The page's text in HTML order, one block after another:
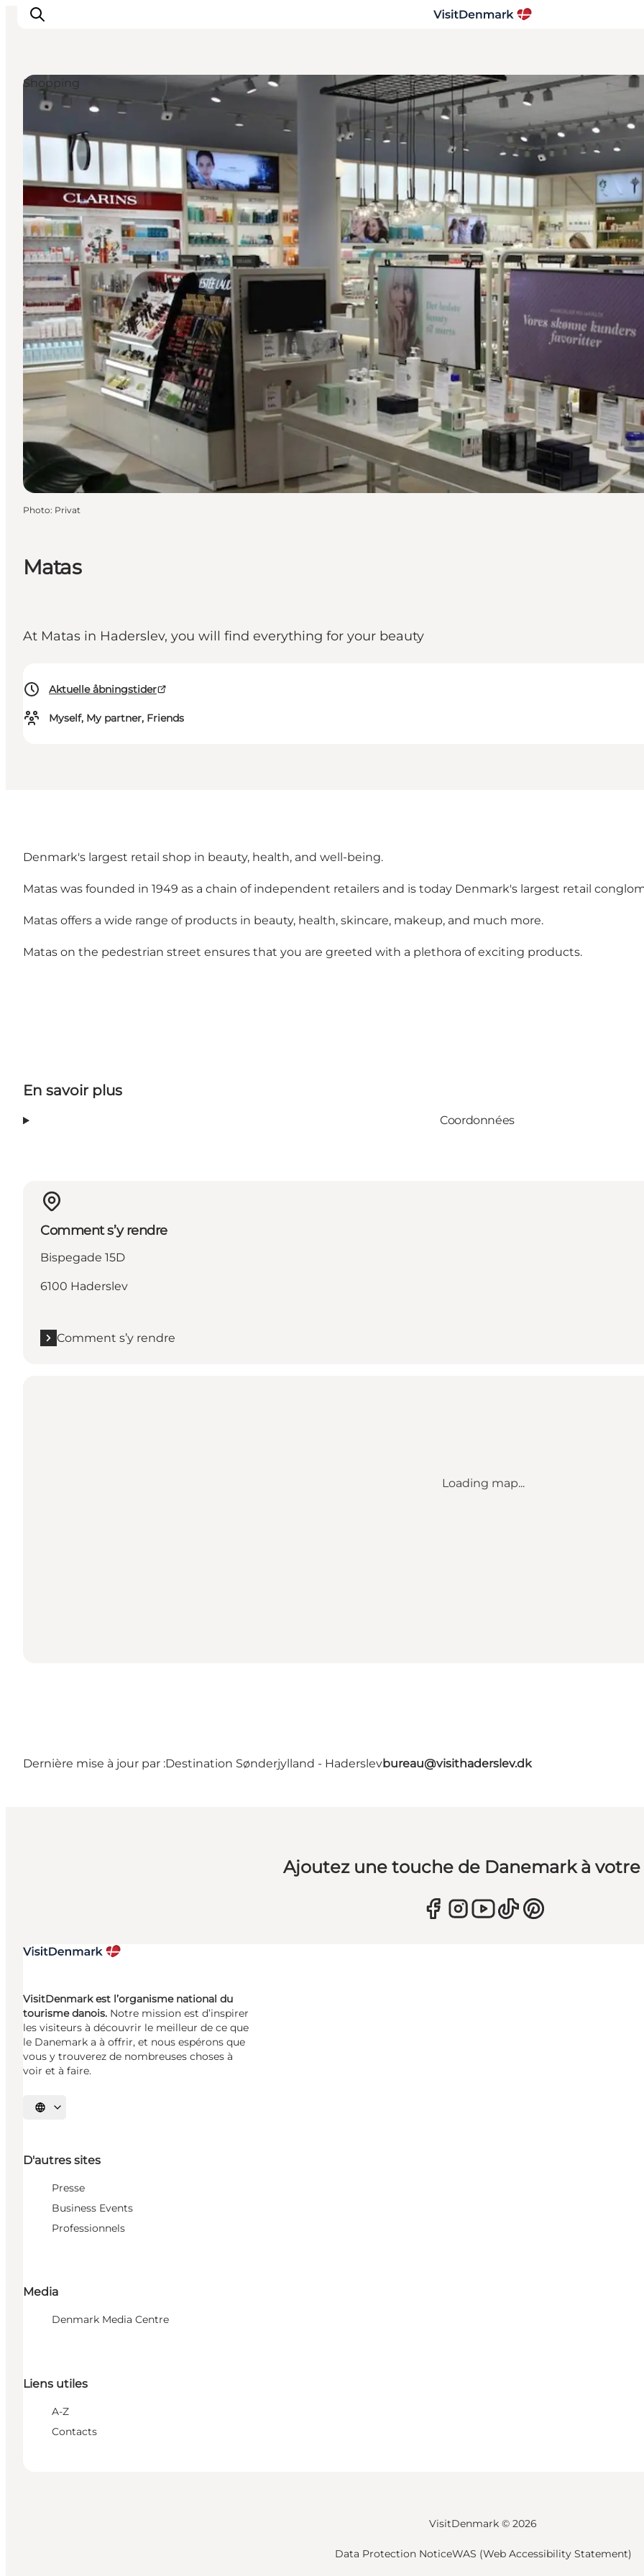
Destinations
Quoi faire
Hébergements
Planifiez votre voyage
Matas
At Matas in Haderslev, you will find everything for your beauty
Aktuelle åbningstider
Myself, My partner, Friends
Shopping
Photo: Privat
Denmark's largest retail shop in beauty, health, and well-being.
Matas was founded in 1949 as a chain of independent retailers and is today Denmark's largest retail
Matas offers a wide range of products in beauty, health, skincare, makeup, and much more.
Matas on the pedestrian street ensures that you are greeted with a plethora of exciting products.
En savoir plus
Coordonnées
Comment s’y rendre
Bispegade 15D
6100 Haderslev
Comment s’y rendre
Loading map...
Dernière mise à jour par :Destination Sønderjylland - Haderslevbureau@visithaderslev.dk
Ajoutez une touche de Danemark à
VisitDenmark est l’organisme national du
tourisme danois. Notre mission est d’inspirer
les visiteurs à découvrir le meilleur de ce que
le Danemark a à offrir, et nous espérons que
vous y trouverez de nombreuses choses à
voir et à faire.
Choisissez la langue
D'autres sites
Presse
Business Events
Professionnels
Media
Denmark Media Centre
Liens utiles
A-Z
Contacts
VisitDenmark © 2026
Data Protection NoticeWAS (Web Accessibility Statement)